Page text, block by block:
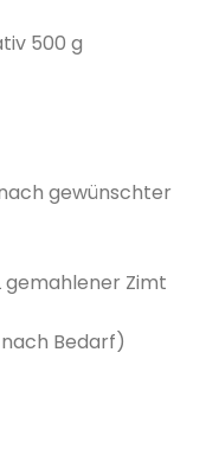
500 g
gewünschter
gemahlener Zimt
Bedarf)